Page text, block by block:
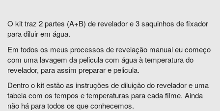
O kit traz 2 partes (A+B) de revelador e 3 saquinhos de fixador
para diluir em água.
Em todos os meus processos de revelação manual eu começo
com uma lavagem da pelicula com água à temperatura do
revelador, para assim preparar e pelicula.
Dentro o kit estão as instruções de diluição do revelador e uma
tabela com os tempos e temperaturas para cada filme. Ainda
não há para todos os que conhecemos.